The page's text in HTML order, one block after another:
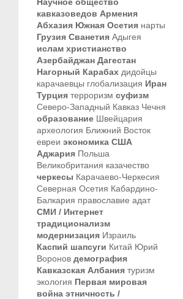
кавказоведов Армения
Абхазия Южная Осетия нарты
Грузия Сванетия Адыгея
ислам христианство
Азербайджан Дагестан
Нагорный Карабах дидойцы
карачаевцы глобализация Иран
Турция терроризм суфизм
Северо-Западный Кавказ Чечня
образование Швейцария
археология Ближний Восток
евреи экономика США
Аджария Польша
Великобритания казачество
черкесы Карачаево-Черкесия
Северная Осетия Кабардино-
Балкария православие адат
СМИ / Интернет
традиционализм
модернизация Израиль
Каспий шапсуги Китай Юрий
Воронов демография
Кавказская Албания туризм
экология Первая мировая
война этничность /